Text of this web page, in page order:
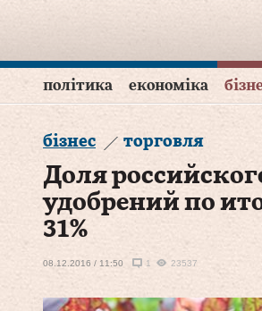
політика економіка
бізнес торговля
Доля
удобрений по
31%
08.12.2016 / 11:50 1 23537